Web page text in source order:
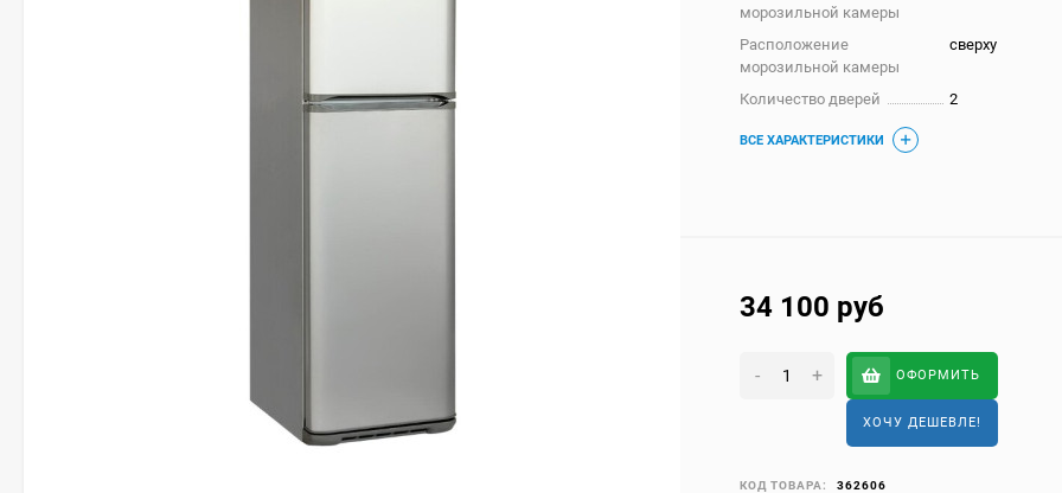
морозильной камеры
Расположение
морозильной камеры
сверху
Количество дверей 2
ВСЕ ХАРАКТЕРИСТИКИ
34 100 руб
- + ОФОРМИТЬ
ХОЧУ ДЕШЕВЛЕ!
КОД ТОВАРА: 362606